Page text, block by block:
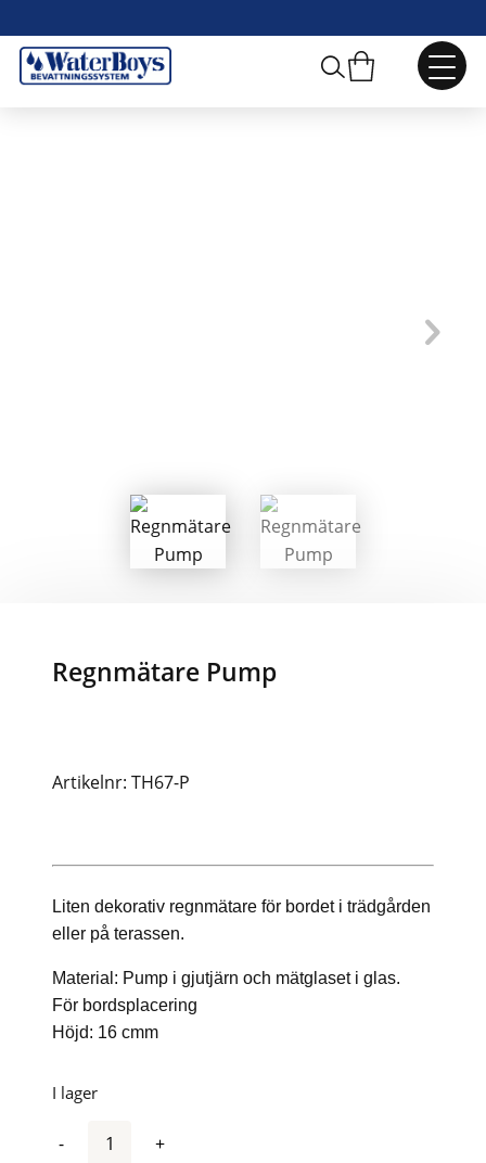
Webbshop / Trädgårdsdekoration
Regnmätare Pump
Artikelnr: TH67-P
Liten dekorativ regnmätare för bordet i trädgården
eller på terassen.
Material: Pump i gjutjärn och mätglaset i glas.
För bordsplacering
Höjd: 16 cmm
I lager